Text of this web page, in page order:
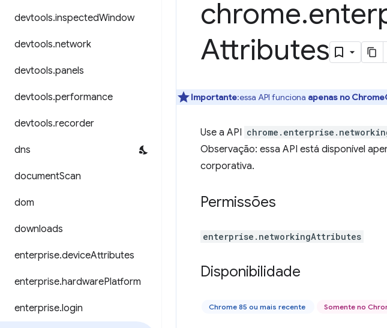
devtools.inspectedWindow
devtools.network
devtools.panels
devtools.performance
devtools.recorder
dns
documentScan
dom
downloads
enterprise.deviceAttributes
enterprise.hardwarePlatform
enterprise.login
chrome.
Attributes
Importante:essa API funciona apenas no
Use a API
Observação: essa API está disponível
corporativa.
Permissões
enterprise.networkingAttributes
Disponibilidade
Chrome 85 ou mais recente Somente no